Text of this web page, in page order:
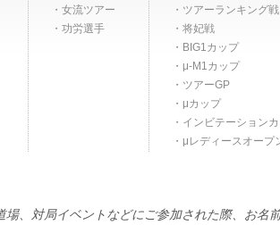
女流ツアー
功労選手
ツアーランキング
将妃戦
BIG1カップ
μ-M1カップ
ツアーGP
μカップ
インビテーション
μレディースオープ
、対局イベントなどにご参加された際、お名